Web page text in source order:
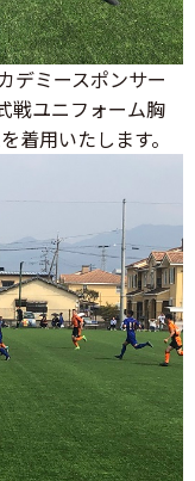
デミースポンサー
戦ユニフォーム胸
着用いたします。